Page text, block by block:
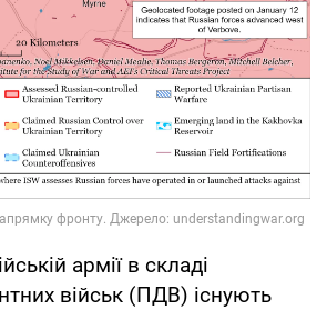
армії в складі
військ (ПДВ) існують